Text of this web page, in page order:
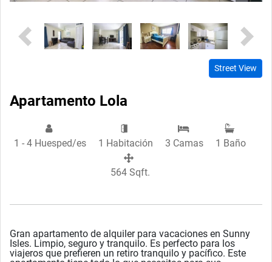
Previous Next
Street View
Apartamento Lola
1 - 4 Huesped/es 1 Habitación 3 Camas 1 Baño
564 Sqft.
Gran apartamento de alquiler para vacaciones en Sunny
Isles. Limpio, seguro y tranquilo. Es perfecto para los
viajeros que prefieren un retiro tranquilo y pacífico. Este